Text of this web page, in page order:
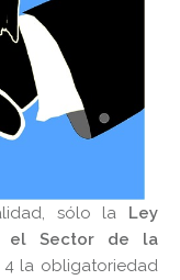
sólo la Ley
el Sector de la
4 la obligatoriedad